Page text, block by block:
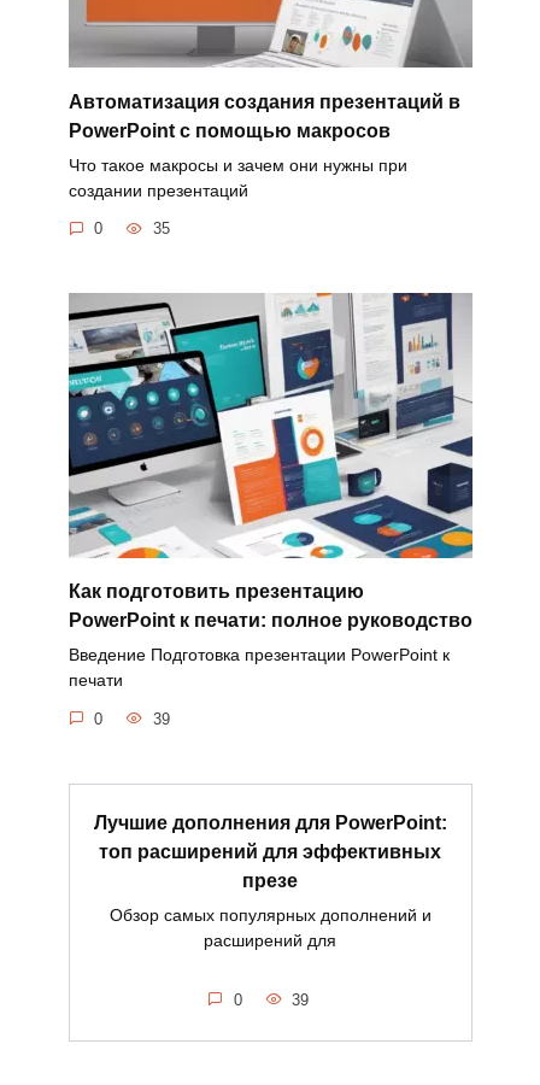
Автоматизация создания презентаций в
PowerPoint с помощью макросов
Что такое макросы и зачем они нужны при
создании презентаций
0 35
Как подготовить презентацию
PowerPoint к печати: полное руководство
Введение Подготовка презентации PowerPoint к
печати
0 39
Лучшие дополнения для PowerPoint:
топ расширений для эффективных
презе
Обзор самых популярных дополнений и
расширений для
0 39